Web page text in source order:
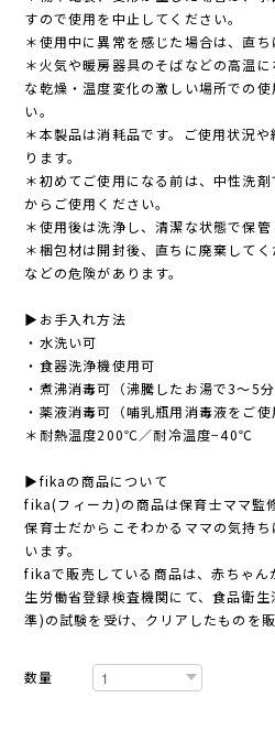
すので使用を中止してください。
＊使用中に異常を感じた場合は、直ち
＊火気や暖房器具のそばなどの高温
な乾燥・温度変化の激しい場所での
い。
＊本製品は消耗品です。ご使用状況
ります。
＊初めてご使用になる前は、中性洗
からご使用ください。
＊使用後は洗浄し、清潔な状態で保管
＊梱包材は開封後、直ちに廃棄して
などの危険があります。
▶︎お手入れ方法
・水洗い可
・食器洗浄機使用可
・煮沸消毒可（沸騰したお湯で3〜5
・薬液消毒可（哺乳瓶用消毒液をご使
＊耐熱温度200℃／耐冷温度−40℃
▶︎fikaの商品について
fika(フィーカ)の商品は保育士ママ監修
保育士だからこそわかるママの気持
います。
fikaで販売している商品は、赤ちゃん
生労働省登録検査機関にて、食品衛
準)の試験を受け、クリアしたものを販
数量